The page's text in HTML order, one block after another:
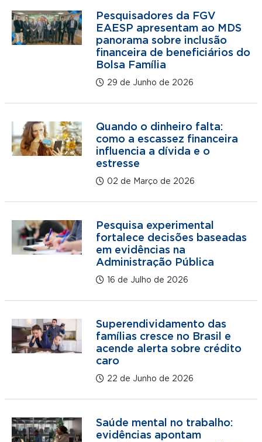
Pesquisadores da FGV
EAESP apresentam ao MDS
panorama sobre inclusão
financeira de beneficiários do
Bolsa Família
29 de Junho de 2026
Quando o dinheiro falta:
como a escassez financeira
influencia a dívida e o
estresse
02 de Março de 2026
Pesquisa experimental
fortalece decisões baseadas
em evidências na
Administração Pública
16 de Julho de 2026
Superendividamento das
famílias cresce no Brasil e
acende alerta sobre crédito
caro
22 de Junho de 2026
Saúde mental no trabalho:
evidências apontam